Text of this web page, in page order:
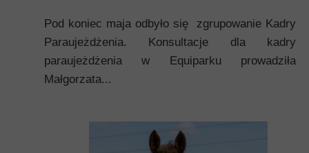
Pod koniec maja odbyło się zgrupowanie Kadry
Paraujeżdżenia. Konsultacje dla kadry
paraujeżdżenia w Equiparku prowadziła
Małgorzata...